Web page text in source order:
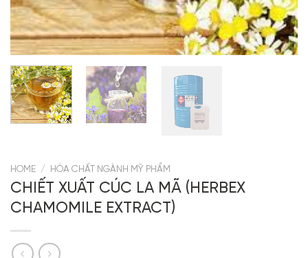
HOME / HÓA CHẤT NGÀNH MỸ PHẨM
CHIẾT XUẤT CÚC LA MÃ (HERBEX
CHAMOMILE EXTRACT)